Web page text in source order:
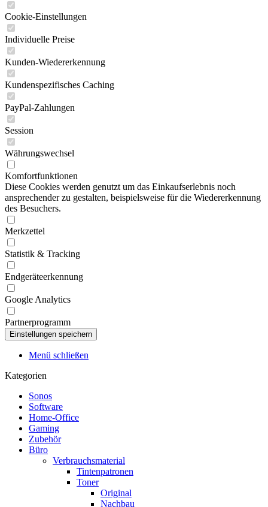
Cookie-Einstellungen
Individuelle Preise
Kunden-Wiedererkennung
Kundenspezifisches Caching
PayPal-Zahlungen
Session
Währungswechsel
Komfortfunktionen
Diese Cookies werden genutzt um das Einkaufserlebnis noch
ansprechender zu gestalten, beispielsweise für die Wiedererkennung
des Besuchers.
Merkzettel
Statistik & Tracking
Endgeräteerkennung
Google Analytics
Partnerprogramm
Menü schließen
Kategorien
Sonos
Software
Home-Office
Gaming
Zubehör
Büro
Verbrauchsmaterial
Tintenpatronen
Toner
Original
Nachbau